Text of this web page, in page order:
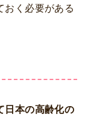
おく必要がある
日本の高齢化の